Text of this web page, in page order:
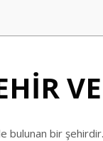
bulunan bir